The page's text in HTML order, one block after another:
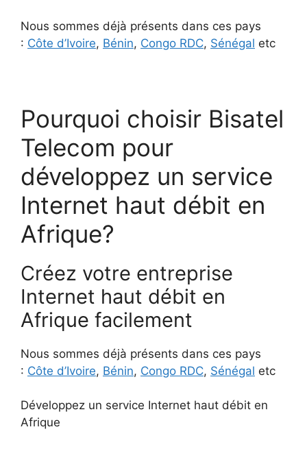
Nous sommes déjà présents dans ces pays
: Côte d’Ivoire, Bénin, Congo RDC, Sénégal etc
Pourquoi choisir Bisatel
Telecom pour
développez un service
Internet haut débit en
Afrique?
Créez votre entreprise
Internet haut débit en
Afrique facilement
Nous sommes déjà présents dans ces pays
: Côte d’Ivoire, Bénin, Congo RDC, Sénégal etc
Développez un service Internet haut débit en
Afrique